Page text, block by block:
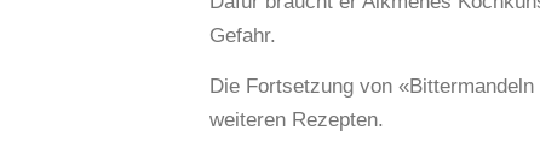
Gefahr.
Die Fortsetzung von
weiteren Rezepten.